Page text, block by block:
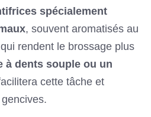
spécialement
, souvent aromatisés au
rendent le brossage plus
à dents souple ou un
cette tâche et